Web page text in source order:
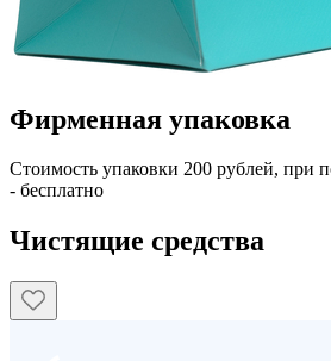
Фирменная упаковка
Стоимость упаковки 200 рублей, при
- бесплатно
Чистящие средства